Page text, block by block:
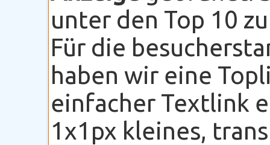
unter den Top 10
Für die
haben wir eine
einfacher Textlink
1x1px kleines,